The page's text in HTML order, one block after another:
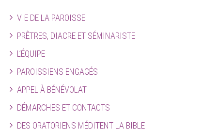
VIE DE LA PAROISSE
PRÊTRES, DIACRE ET SÉMINARISTE
L’ÉQUIPE
PAROISSIENS ENGAGÉS
APPEL À BÉNÉVOLAT
DÉMARCHES ET CONTACTS
DES ORATORIENS MÉDITENT LA BIBLE